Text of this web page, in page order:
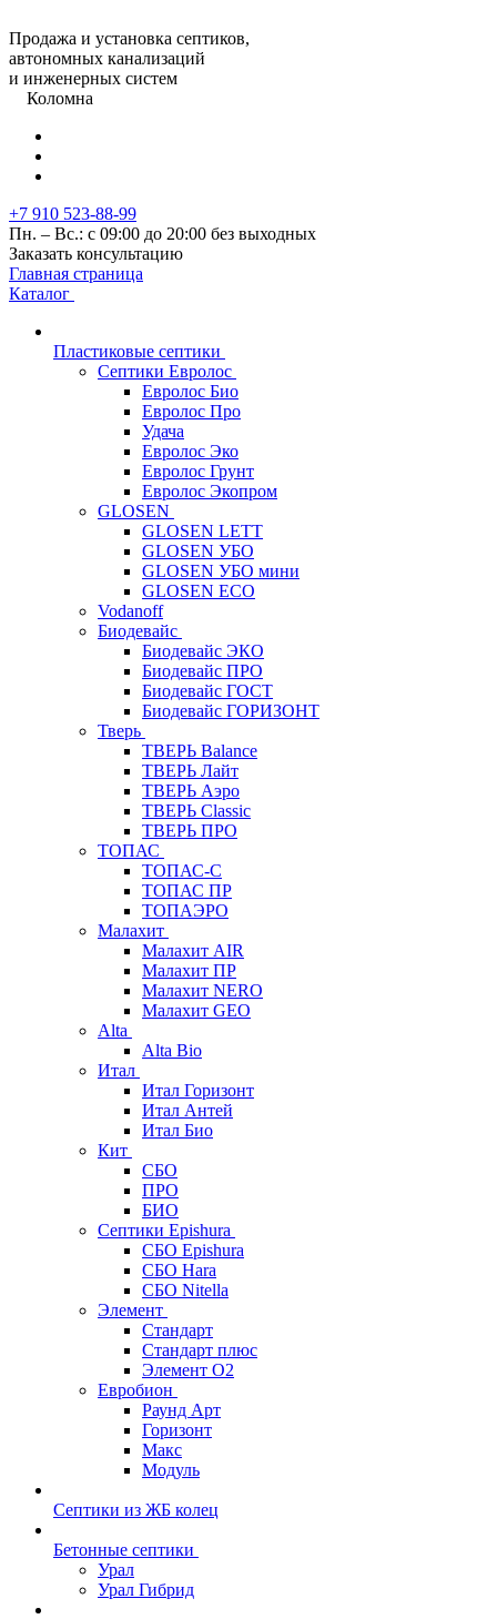
Продажа и установка септиков,
автономных канализаций
и инженерных систем
Коломна
+7 910 523-88-99
Пн. – Вс.: с 09:00 до 20:00 без выходных
Заказать консультацию
Главная страница
Каталог
Пластиковые септики
Септики Евролос
Евролос Био
Евролос Про
Удача
Евролос Эко
Евролос Грунт
Евролос Экопром
GLOSEN
GLOSEN LETT
GLOSEN УБО
GLOSEN УБО мини
GLOSEN ECO
Vodanoff
Биодевайс
Биодевайс ЭКО
Биодевайс ПРО
Биодевайс ГОСТ
Биодевайс ГОРИЗОНТ
Тверь
ТВЕРЬ Balance
ТВЕРЬ Лайт
ТВЕРЬ Аэро
ТВЕРЬ Classic
ТВЕРЬ ПРО
ТОПАС
ТОПАС-С
ТОПАС ПР
ТОПАЭРО
Малахит
Малахит AIR
Малахит ПР
Малахит NERO
Малахит GEO
Alta
Alta Bio
Итал
Итал Горизонт
Итал Антей
Итал Био
Кит
СБО
ПРО
БИО
Септики Epishura
СБО Epishura
СБО Hara
СБО Nitella
Элемент
Стандарт
Стандарт плюс
Элемент О2
Евробион
Раунд Арт
Горизонт
Макс
Модуль
Септики из ЖБ колец
Бетонные септики
Урал
Урал Гибрид